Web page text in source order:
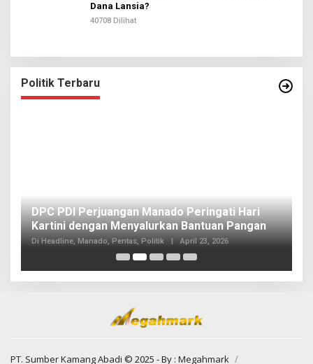
Dana Lansia?
40708 Dilihat
Politik Terbaru
DPC PDI Perjuangan Manado Peringati Hari
Kartini dengan Menyalurkan Bantuan Pangan
Di Headline, Manado, Pentas, Politik April 23, 2026
PT. Sumber Kamang Abadi © 2025 - By : Megahmark